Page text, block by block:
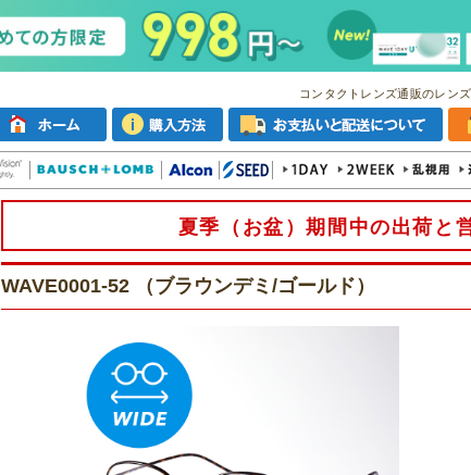
コンタクトレンズ通販のレン
夏季（お盆）期間中の出荷と
WAVE0001-52 （ブラウンデミ/ゴールド）